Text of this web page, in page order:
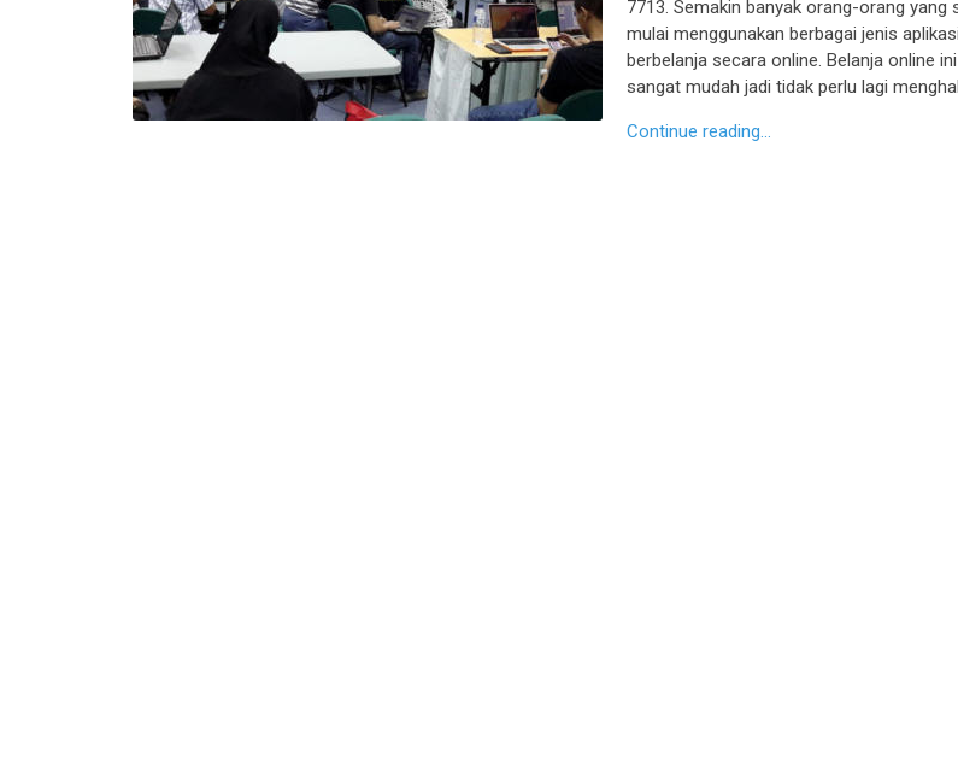
7713. Semakin banyak orang-orang yang
mulai menggunakan berbagai jenis
berbelanja secara online. Belanja online
sangat mudah jadi tidak perlu lagi
Continue reading...